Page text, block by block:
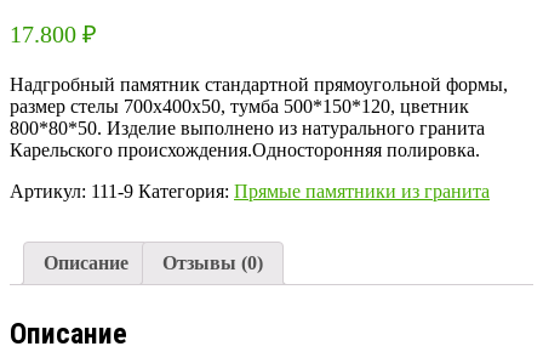
17.800 ₽
Надгробный памятник стандартной прямоугольной формы,
размер стелы 700х400х50, тумба 500*150*120, цветник
800*80*50. Изделие выполнено из натурального гранита
Карельского происхождения.Односторонняя полировка.
Артикул: 111-9 Категория: Прямые памятники из гранита
Описание Отзывы (0)
Описание